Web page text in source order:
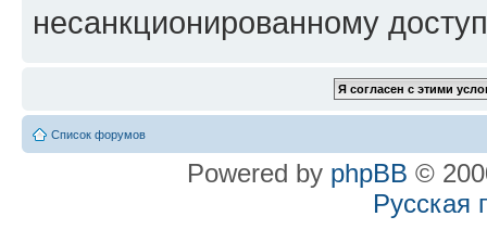
несанкционированному
Список форумов
Powered by phpBB ©
Русская